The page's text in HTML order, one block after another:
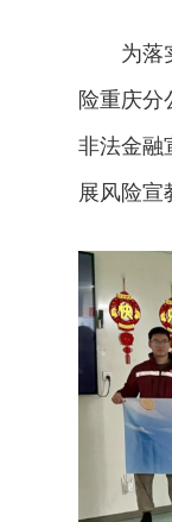
为落
险重庆分
非法金融
展风险宣